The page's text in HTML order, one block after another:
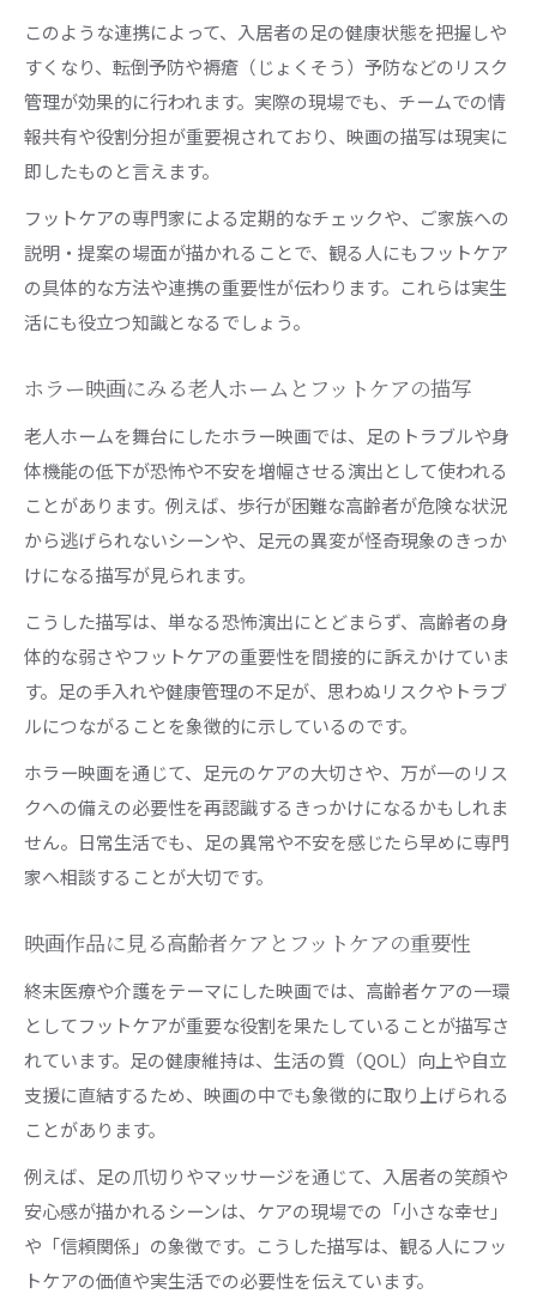
このような連携によって、入居者の足の健康状態を把握しや
すくなり、転倒予防や褥瘡（じょくそう）予防などのリスク
管理が効果的に行われます。実際の現場でも、チームでの情
報共有や役割分担が重要視されており、映画の描写は現実に
即したものと言えます。
フットケアの専門家による定期的なチェックや、ご家族への
説明・提案の場面が描かれることで、観る人にもフットケア
の具体的な方法や連携の重要性が伝わります。これらは実生
活にも役立つ知識となるでしょう。
ホラー映画にみる老人ホームとフットケアの描写
老人ホームを舞台にしたホラー映画では、足のトラブルや身
体機能の低下が恐怖や不安を増幅させる演出として使われる
ことがあります。例えば、歩行が困難な高齢者が危険な状況
から逃げられないシーンや、足元の異変が怪奇現象のきっか
けになる描写が見られます。
こうした描写は、単なる恐怖演出にとどまらず、高齢者の身
体的な弱さやフットケアの重要性を間接的に訴えかけていま
す。足の手入れや健康管理の不足が、思わぬリスクやトラブ
ルにつながることを象徴的に示しているのです。
ホラー映画を通じて、足元のケアの大切さや、万が一のリス
クへの備えの必要性を再認識するきっかけになるかもしれま
せん。日常生活でも、足の異常や不安を感じたら早めに専門
家へ相談することが大切です。
映画作品に見る高齢者ケアとフットケアの重要性
終末医療や介護をテーマにした映画では、高齢者ケアの一環
としてフットケアが重要な役割を果たしていることが描写さ
れています。足の健康維持は、生活の質（QOL）向上や自立
支援に直結するため、映画の中でも象徴的に取り上げられる
ことがあります。
例えば、足の爪切りやマッサージを通じて、入居者の笑顔や
安心感が描かれるシーンは、ケアの現場での「小さな幸せ」
や「信頼関係」の象徴です。こうした描写は、観る人にフッ
トケアの価値や実生活での必要性を伝えています。